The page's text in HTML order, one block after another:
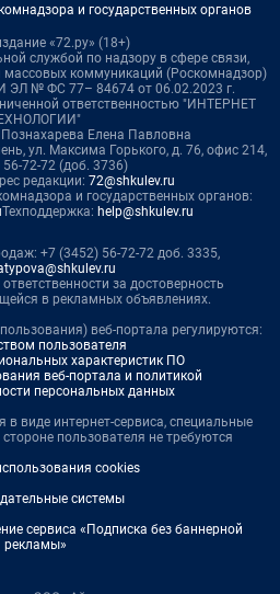
и государственных органов
«72.ру» (18+)
службой по надзору в сфере связи,
коммуникаций (Роскомнадзор)
ЭЛ № ФС 77– 84674 от 06.02.2023 г.
ответственностью "ИНТЕРНЕТ
Елена Павловна
ул. Максима Горького, д. 76, офис 214,
72-72 (доб. 3736)
редакции: 72@shkulev.ru
и государственных органов:
Техподдержка: help@shkulev.ru
+7 (3452) 56-72-72 доб. 3335,
за достоверность
в рекламных объявлениях.
веб-портала регулируются:
пользователя
характеристик ПО
веб-портала и политикой
персональных данных
в виде интернет-сервиса, специальные
пользователя не требуются
cookies
системы
сервиса «Подписка без баннерной
рекламы»